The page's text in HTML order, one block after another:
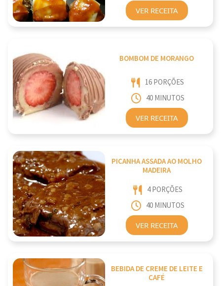
VER RECEITA
BOMBOM DE MORANGO
16 PORÇÕES
40 MINUTOS
VER RECEITA
PICANHA ASSADA AO MOLHO
MADEIRA
4 PORÇÕES
40 MINUTOS
VER RECEITA
BEBIDA DE CREME DE LEITE E
CAFÉ